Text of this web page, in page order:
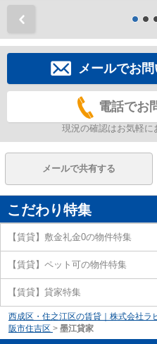
メールでお
電話でお
現況の確認はお気軽に
メールで共有する
こだわり特集
【賃貸】敷金礼金0の物件特集
【賃貸】ペット可の物件特集
【賃貸】貸家特集
西成区・住之江区の賃貸｜株式会社ラ
阪市住吉区 > 墨江貸家